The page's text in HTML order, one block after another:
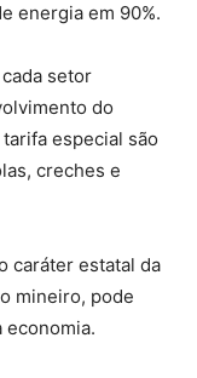
energia em 90%.
setor
do
especial são
creches e
caráter estatal da
mineiro, pode
economia.